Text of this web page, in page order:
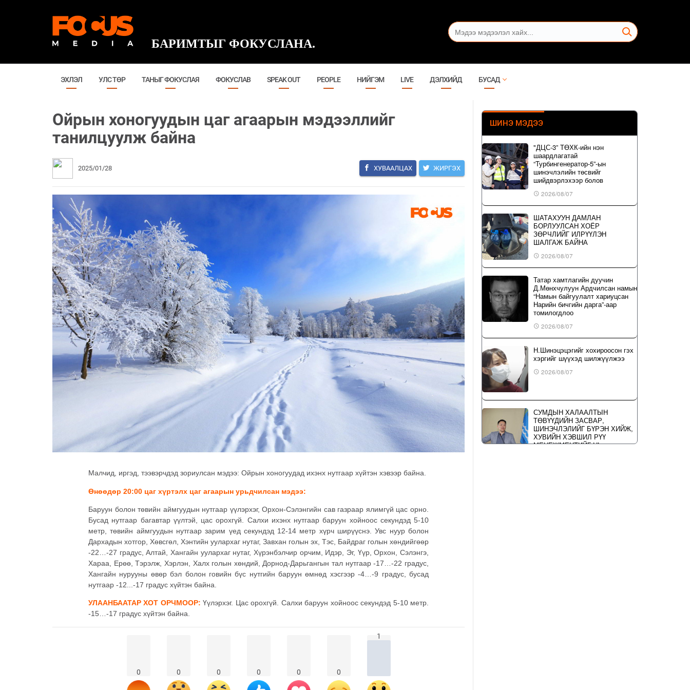
БАРИМТЫГ ФОКУСЛАНА.
ЭХЛЭЛ УЛС ТӨР ТАНЫГ ФОКУСЛАЯ ФОКУСЛАВ SPEAK OUT PEOPLE НИЙГЭМ LIVE ДЭЛХИЙД БУСАД
Ойрын хоногуудын цаг агаарын мэдээллийг
танилцуулж байна
2025/01/28 ХУВААЛЦАХ ЖИРГЭХ
Малчид, иргэд, тээвэрчдэд зориулсан мэдээ: Ойрын хоногуудад ихэнх нутгаар хүйтэн хэвээр байна.
Өнөөдөр 20:00 цаг хүртэлх цаг агаарын урьдчилсан мэдээ:
Баруун болон төвийн аймгуудын нутгаар үүлэрхэг, Орхон-Сэлэнгийн сав газраар ялимгүй цас орно.
Бусад нутгаар багавтар үүлтэй, цас орохгүй. Салхи ихэнх нутгаар баруун хойноос секундэд 5-10
метр, төвийн аймгуудын нутгаар зарим үед секундэд 12-14 метр хүрч ширүүснэ. Увс нуур болон
Дархадын хотгор, Хөвсгөл, Хэнтийн уулархаг нутаг, Завхан голын эх, Тэс, Байдраг голын хөндийгөөр
-22…-27 градус, Алтай, Хангайн уулархаг нутаг, Хүрэнбэлчир орчим, Идэр, Эг, Үүр, Орхон, Сэлэнгэ,
Хараа, Ерөө, Тэрэлж, Хэрлэн, Халх голын хөндий, Дорнод-Дарьгангын тал нутгаар -17…-22 градус,
Хангайн нурууны өвөр бэл болон говийн бүс нутгийн баруун өмнөд хэсгээр -4…-9 градус, бусад
нутгаар -12...-17 градус хүйтэн байна.
УЛААНБААТАР ХОТ ОРЧМООР:Үүлэрхэг. Цас орохгүй. Салхи баруун хойноос секундэд 5-10 метр.
-15…-17 градус хүйтэн байна.
0 0 0 0 0 0
1
ШИНЭ МЭДЭЭ
"ДЦС-3” ТӨХК-ийн нэн
шаардлагатай
“Турбингенератор-5”-ын
шинэчлэлийн төсвийг
шийдвэрлэхээр болов
2026/08/07
ШАТАХУУН ДАМЛАН
БОРЛУУЛСАН ХОЁР
ЗӨРЧЛИЙГ ИЛРҮҮЛЭН
ШАЛГАЖ БАЙНА
2026/08/07
Татар хамтлагийн дуучин
Д.Мөнхчулуун Ардчилсан намын
“Намын байгуулалт хариуцсан
Нарийн бичгийн дарга”-аар
томилогдлоо
2026/08/07
Н.Шинэцэцэгийг хохироосон гэх
хэргийг шүүхэд шилжүүлжээ
2026/08/07
СУМДЫН ХАЛААЛТЫН
ТӨВҮҮДИЙН ЗАСВАР,
ШИНЭЧЛЭЛИЙГ БҮРЭН ХИЙЖ,
ХУВИЙН ХЭВШИЛ РҮҮ
МЕНЕЖМЕНТИЙГ НЬ